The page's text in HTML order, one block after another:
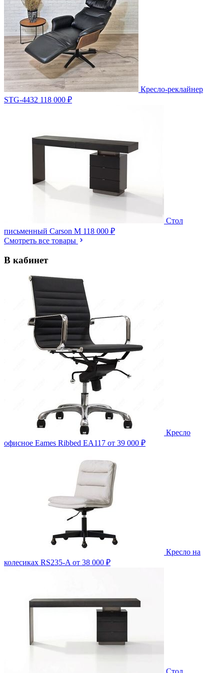
Кресло-реклайнер
STG-4432 118 000 ₽
Стол
письменный Carson M 118 000 ₽
Смотреть все товары
В кабинет
Кресло
офисное Eames Ribbed EA117 от 39 000 ₽
Кресло на
колесиках RS235-A от 38 000 ₽
Стол